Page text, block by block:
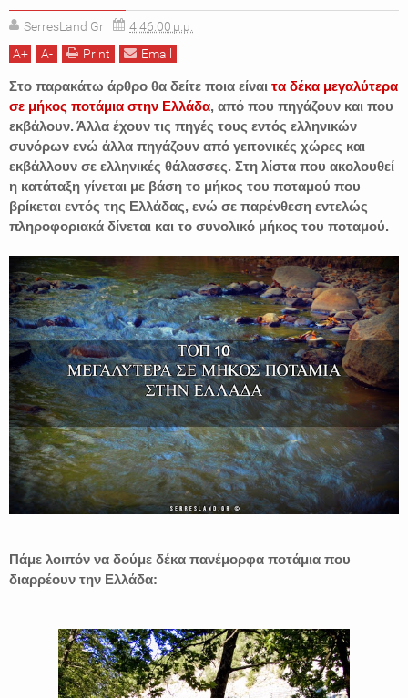
SerresLand Gr
4:46:00 μ.μ.
A+ A- Print Email
Στο παρακάτω άρθρο θα δείτε ποια είναι τα δέκα μεγαλύτερα
σε μήκος ποτάμια στην Ελλάδα, από που πηγάζουν και που
εκβάλουν. Άλλα έχουν τις πηγές τους εντός ελληνικών
συνόρων ενώ άλλα πηγάζουν από γειτονικές χώρες και
εκβάλλουν σε ελληνικές θάλασσες. Στη λίστα που ακολουθεί
η κατάταξη γίνεται με βάση το μήκος του ποταμού που
βρίκεται εντός της Ελλάδας, ενώ σε παρένθεση εντελώς
πληροφοριακά δίνεται και το συνολικό μήκος του ποταμού.
Πάμε λοιπόν να δούμε δέκα πανέμορφα ποτάμια που
διαρρέουν την Ελλάδα: